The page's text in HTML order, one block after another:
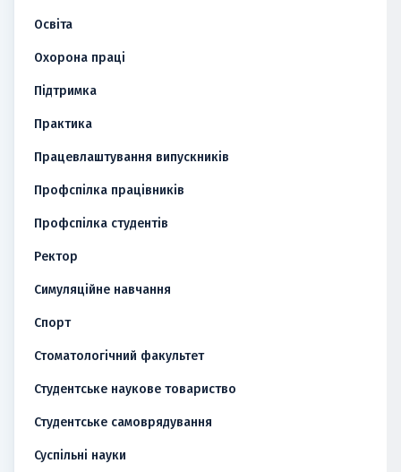
Освіта
Охорона праці
Підтримка
Практика
Працевлаштування випускників
Профспілка працівників
Профспілка студентів
Ректор
Симуляційне навчання
Спорт
Стоматологічний факультет
Студентське наукове товариство
Студентське самоврядування
Суспільні науки